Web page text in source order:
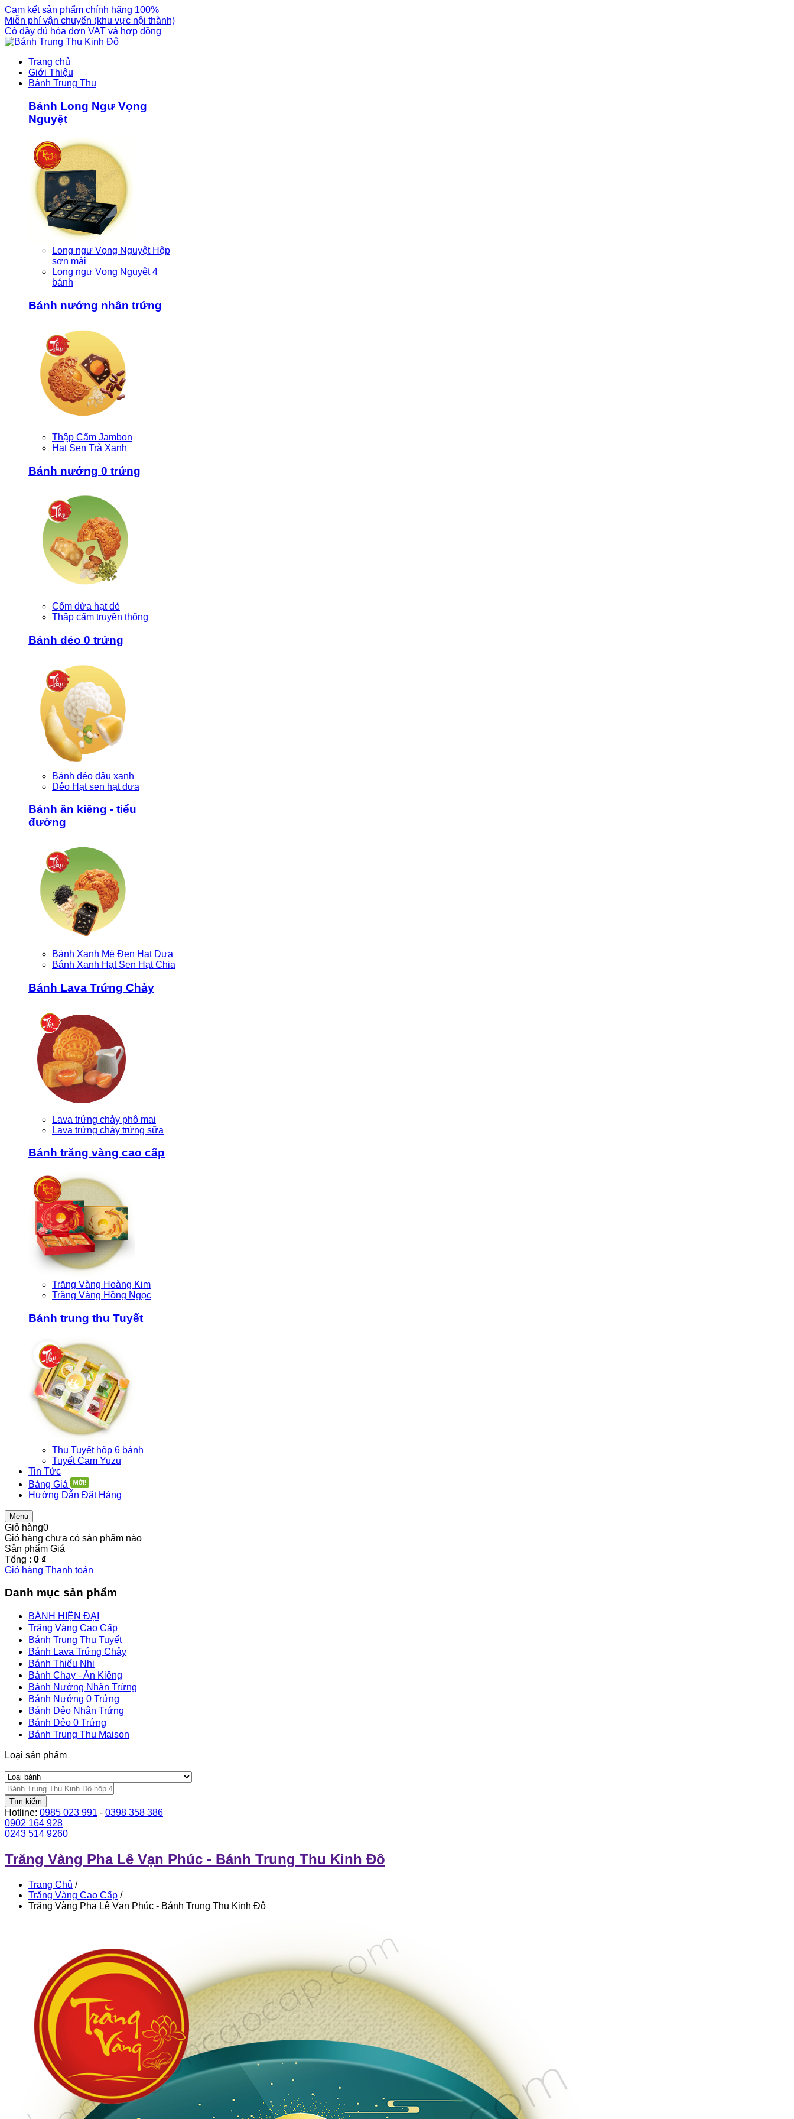
Cam kết sản phẩm chính hãng 100%
Miễn phí vận chuyển (khu vực nội thành)
Có đầy đủ hóa đơn VAT và hợp đồng
Trang chủ
Giới Thiệu
Bánh Trung Thu
Bánh Long Ngư Vọng
Nguyệt
Long ngư Vọng Nguyệt Hộp
sơn mài
Long ngư Vọng Nguyệt 4
bánh
Bánh nướng nhân trứng
Thập Cẩm Jambon
Hạt Sen Trà Xanh
Bánh nướng 0 trứng
Cốm dừa hạt dẻ
Thập cẩm truyền thống
Bánh dẻo 0 trứng
Bánh dẻo đậu xanh
Dẻo Hạt sen hạt dưa
Bánh ăn kiêng - tiểu
đường
Bánh Xanh Mè Đen Hạt Dưa
Bánh Xanh Hạt Sen Hạt Chia
Bánh Lava Trứng Chảy
Lava trứng chảy phô mai
Lava trứng chảy trứng sữa
Bánh trăng vàng cao cấp
Trăng Vàng Hoàng Kim
Trăng Vàng Hồng Ngọc
Bánh trung thu Tuyết
Thu Tuyết hộp 6 bánh
Tuyết Cam Yuzu
Tin Tức
Bảng Giá
Hướng Dẫn Đặt Hàng
Menu
Giỏ hàng0
Giỏ hàng chưa có sản phẩm nào
Sản phẩm Giá
Tổng : 0 ₫
Giỏ hàng Thanh toán
Danh mục sản phẩm
BÁNH HIỆN ĐẠI
Trăng Vàng Cao Cấp
Bánh Trung Thu Tuyết
Bánh Lava Trứng Chảy
Bánh Thiếu Nhi
Bánh Chay - Ăn Kiêng
Bánh Nướng Nhân Trứng
Bánh Nướng 0 Trứng
Bánh Dẻo Nhân Trứng
Bánh Dẻo 0 Trứng
Bánh Trung Thu Maison
Loại sản phẩm
Tìm kiếm
Hotline: 0985 023 991 - 0398 358 386
0902 164 928
0243 514 9260
Trăng Vàng Pha Lê Vạn Phúc - Bánh Trung Thu Kinh Đô
Trang Chủ /
Trăng Vàng Cao Cấp /
Trăng Vàng Pha Lê Vạn Phúc - Bánh Trung Thu Kinh Đô